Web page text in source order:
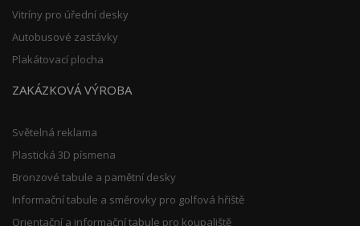
Vitríny pro úřední desky
Autobusové zastávky
Plakátovací plocha
ZAKÁZKOVÁ VÝROBA
Světelná reklama
Plastická 3D písmena
Bronzové tabule a pamětní desky
Informační tabule a směrovky pro golfová hřiště
Orientační a informační tabule pro koupaliště